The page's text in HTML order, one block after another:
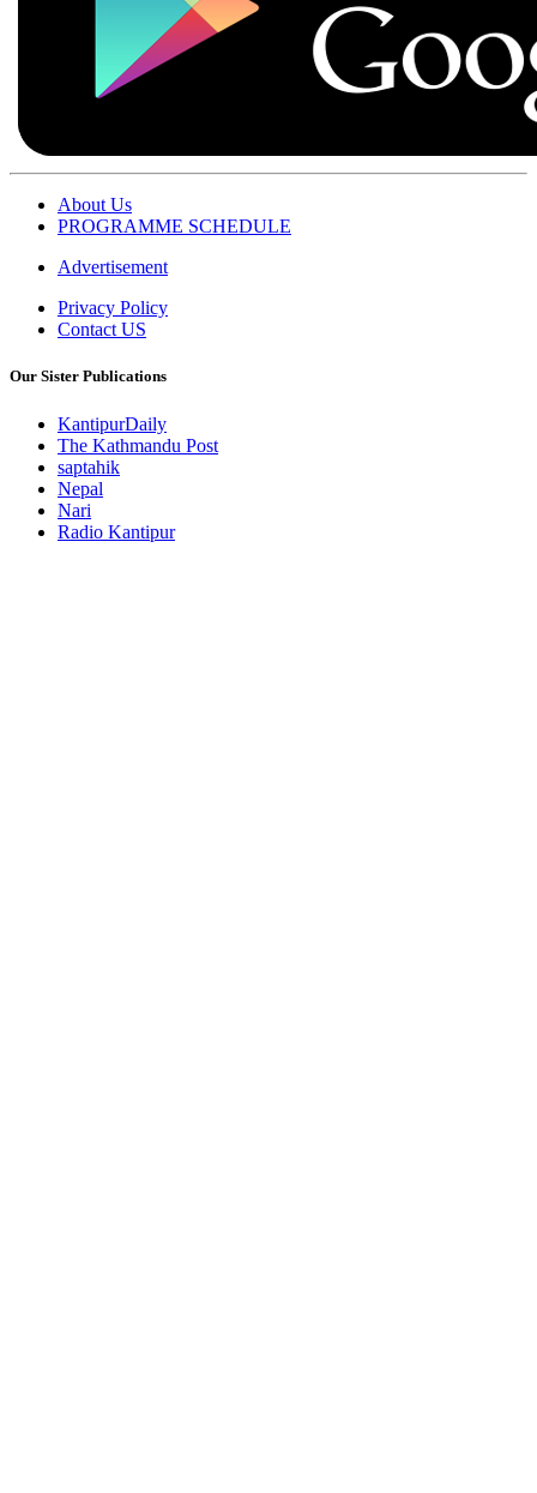
About Us
PROGRAMME SCHEDULE
Advertisement
Privacy Policy
Contact US
Our Sister Publications
KantipurDaily
The Kathmandu Post
saptahik
Nepal
Nari
Radio Kantipur